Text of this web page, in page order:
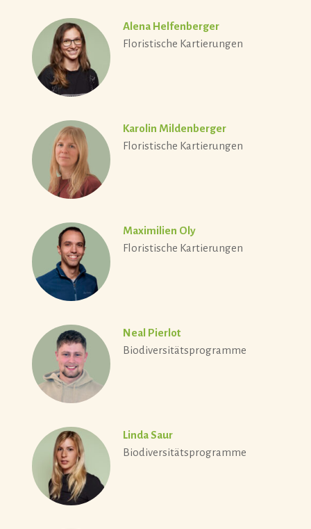
Alena Helfenberger
Floristische Kartierungen
Karolin Mildenberger
Floristische Kartierungen
Maximilien Oly
Floristische Kartierungen
Neal Pierlot
Biodiversitätsprogramme
Linda Saur
Biodiversitätsprogramme